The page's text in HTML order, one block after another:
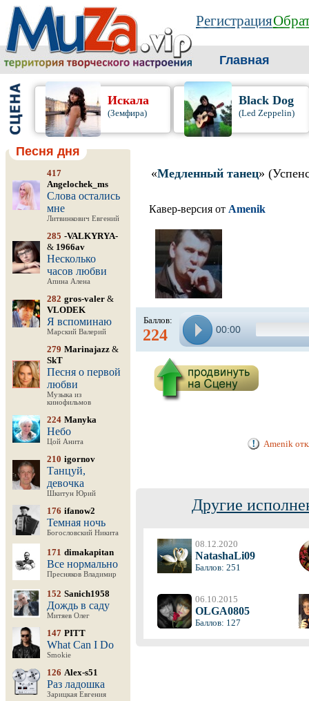
Регистрация
Главная
Искала
(Земфира)
Black Dog
(Led Zeppelin)
Песня дня
417
Angelochek_ms
Слова остались
мне
Литвинкович Евгений
285 -VALKYRYA-
& 1966av
Несколько
часов любви
Апина Алена
282 gros-valer &
VLODEK
Я вспоминаю
Марский Валерий
279 Marinajazz &
SkT
Песня о первой
любви
Музыка из
кинофильмов
224 Manyka
Небо
Цой Анита
210 igornov
Танцуй,
девочка
Шкитун Юрий
176 ifanow2
Темная ночь
Богословский Никита
171 dimakapitan
Все нормально
Пресняков Владимир
152 Sanich1958
Дождь в саду
Митяев Олег
147 PITT
What Can I Do
Smokie
126 Alex-s51
Раз ладошка
Зарицкая Евгения
«Медленный танец»
Кавер-версия от Amenik
Баллов:
224 00:00
Amenik
Другие
08.12.2020
NatashaLi09
Баллов: 251
06.10.2015
OLGA0805
Баллов: 127